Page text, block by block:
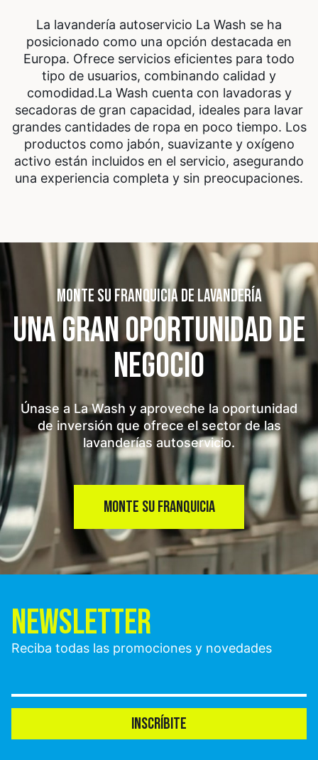
La lavandería autoservicio La Wash se ha
posicionado como una opción destacada en
Europa. Ofrece servicios eficientes para todo
tipo de usuarios, combinando calidad y
comodidad.La Wash cuenta con lavadoras y
secadoras de gran capacidad, ideales para lavar
grandes cantidades de ropa en poco tiempo. Los
productos como jabón, suavizante y oxígeno
activo están incluidos en el servicio, asegurando
una experiencia completa y sin preocupaciones.
MONTE SU FRANQUICIA DE LAVANDERÍA
UNA GRAN OPORTUNIDADDE
NEGOCIO
Únase a La Wash y aproveche la oportunidad
de inversión que ofrece el sector de las
lavanderías autoservicio.
MONTE SU FRANQUICIA
NEWSLETTER
Reciba todas las promociones y novedades
INSCRÍBITE